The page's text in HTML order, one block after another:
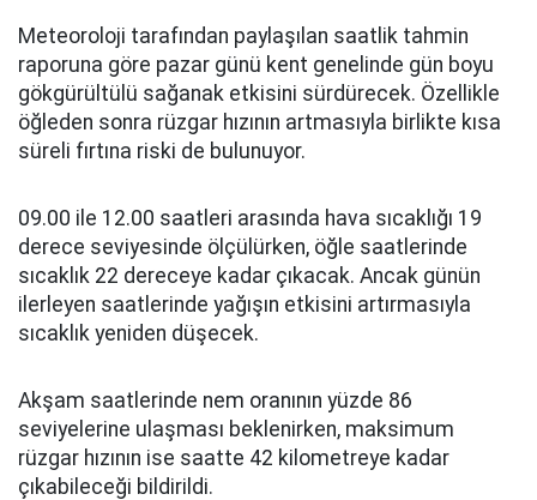
Meteoroloji tarafından paylaşılan saatlik tahmin
raporuna göre pazar günü kent genelinde gün boyu
gökgürültülü sağanak etkisini sürdürecek. Özellikle
öğleden sonra rüzgar hızının artmasıyla birlikte kısa
süreli fırtına riski de bulunuyor.
09.00 ile 12.00 saatleri arasında hava sıcaklığı 19
derece seviyesinde ölçülürken, öğle saatlerinde
sıcaklık 22 dereceye kadar çıkacak. Ancak günün
ilerleyen saatlerinde yağışın etkisini artırmasıyla
sıcaklık yeniden düşecek.
Akşam saatlerinde nem oranının yüzde 86
seviyelerine ulaşması beklenirken, maksimum
rüzgar hızının ise saatte 42 kilometreye kadar
çıkabileceği bildirildi.